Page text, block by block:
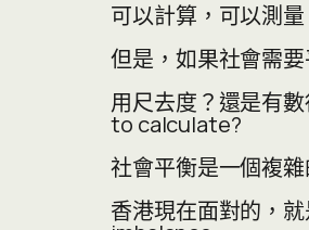
可以計算，可以測
但是，如果社會需
用尺去度？還是有
to calculate?
社會平衡是一個複
香港現在面對的，